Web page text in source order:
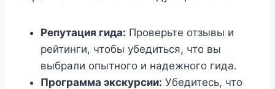
Репутация гида: Проверьте отзывы и
рейтинги, чтобы убедиться, что вы
выбрали опытного и надежного гида.
Программа экскурсии: Убедитесь, что